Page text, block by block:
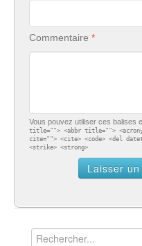
Commentaire
Vous pouvez utiliser ces balises
title=""> <abbr title="">
cite=""> <cite> <code> <del
<strike> <strong>